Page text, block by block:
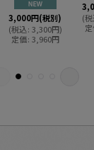
3,000円(税別)
(税込: 3,300円)
定価: 3,960円
(